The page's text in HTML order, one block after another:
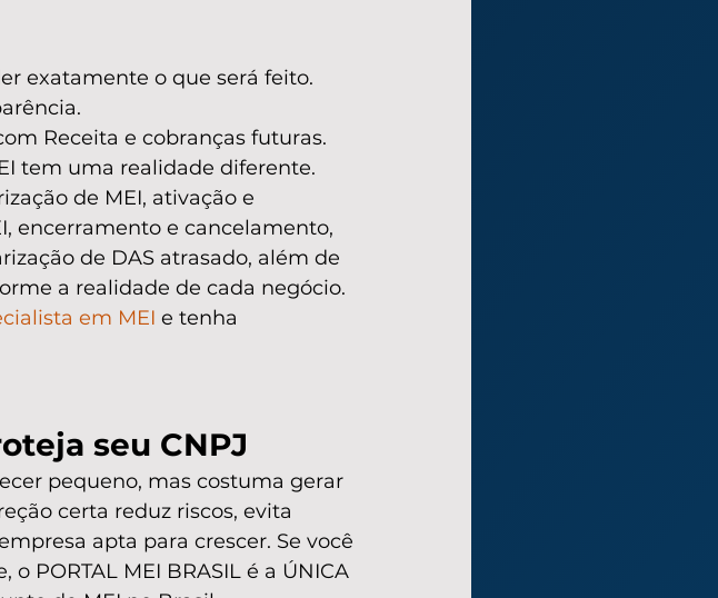
exatamente o que será feito.
Receita e cobranças futuras.
tem uma realidade diferente.
de MEI, ativação e
encerramento e cancelamento,
de DAS atrasado, além de
a realidade de cada negócio.
em MEI e tenha
seu CNPJ
pequeno, mas costuma gerar
certa reduz riscos, evita
apta para crescer. Se você
PORTAL MEI BRASIL é a ÚNICA